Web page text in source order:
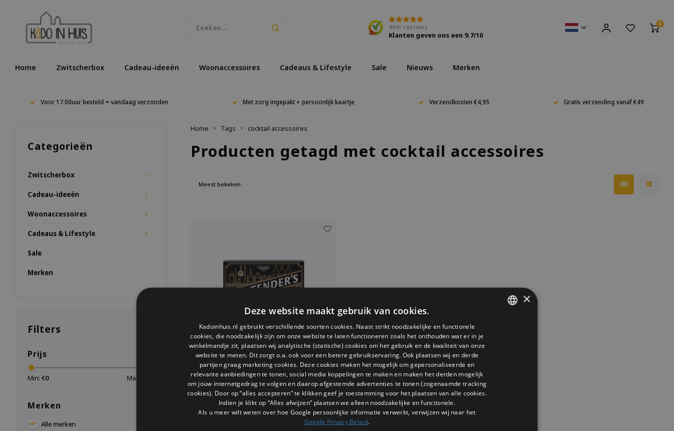
4441 reviews
Klanten geven ons een 9.7/10
0
Home Zwitscherbox Cadeau-ideeën Woonaccessoires Cadeaus & Lifestyle Sale Nieuws Merken
Voor 17.00uur besteld = vandaag verzonden Met zorg ingepakt + persoonlijk kaartje Verzendkosten €4,95 Gratis verzending vanaf €49
Categorieën
Zwitscherbox
Cadeau-ideeën
Woonaccessoires
Cadeaus & Lifestyle
Sale
Merken
Filters
Prijs
Min: €0 Max: €
Merken
Alle merken
Home Tags cocktail accessoires
Producten getagd met cocktail accessoires
Meest bekeken
Gentlemen's Hardware
Bartender Set voor cocktails
De Gentlemen’s Hardware Bartender Set voor
cocktails is een stevige en complete set met
roestvrijstalen tools. De combinatie van stijl en
×
Deze website maakt gebruik van cookies.
Kadoinhuis.nl gebruikt verschillende soorten cookies. Naast strikt noodzakelijke en functionele
cookies, die noodzakelijk zijn om onze website te laten functioneren zoals het onthouden wat er in je
winkelmandje zit, plaatsen wij analytische (statische) cookies om het gebruik en de kwaliteit van onze
website te meten. Dit zorgt o.a. ook voor een betere gebruikservaring. Ook plaatsen wij en derde
partijen graag marketing cookies. Deze cookies maken het mogelijk om gepersonaliseerde en
relevante aanbiedingen te tonen, social media koppelingen te maken en maken het derden mogelijk
om jouw internetgedrag te volgen en daarop afgestemde advertenties te tonen (zogenaamde tracking
cookies). Door op “alles accepteren” te klikken geef je toestemming voor het plaatsen van alle cookies.
Indien je klikt op “Alles afwijzen” plaatsen we alleen noodzakelijke en functionele.
Als u meer wilt weten over hoe Google persoonlijke informatie verwerkt, verwijzen wij naar het
Google Privacy Beleid.